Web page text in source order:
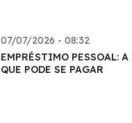
07/07/2026 - 08:32
EMPRÉSTIMO PESSOAL:
QUE PODE SE PAGAR